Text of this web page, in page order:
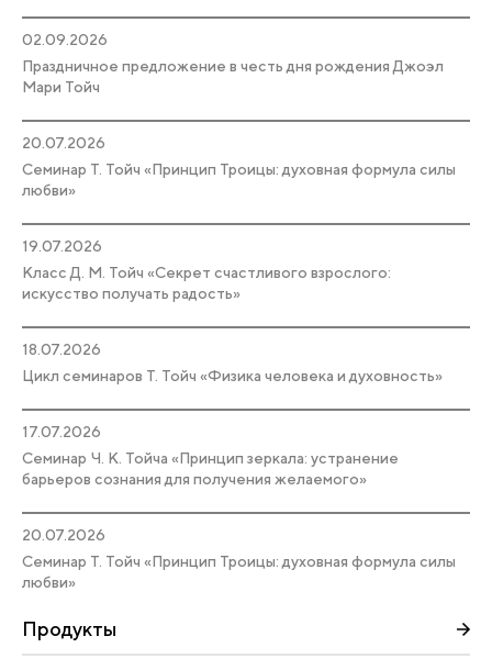
02.09.2026
Праздничное предложение в честь дня рождения Джоэл
Мари Тойч
20.07.2026
Семинар Т. Тойч «Принцип Троицы: духовная формула силы
любви»
19.07.2026
Класс Д. М. Тойч «Секрет счастливого взрослого:
искусство получать радость»
18.07.2026
Цикл семинаров Т. Тойч «Физика человека и духовность»
17.07.2026
Семинар Ч. К. Тойча «Принцип зеркала: устранение
барьеров сознания для получения желаемого»
20.07.2026
Семинар Т. Тойч «Принцип Троицы: духовная формула силы
любви»
Продукты